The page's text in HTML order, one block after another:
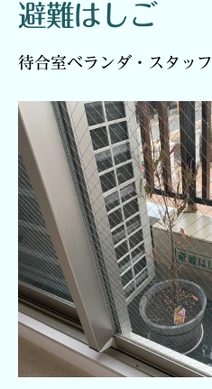
避難はしご
待合室ベランダ・スタッ